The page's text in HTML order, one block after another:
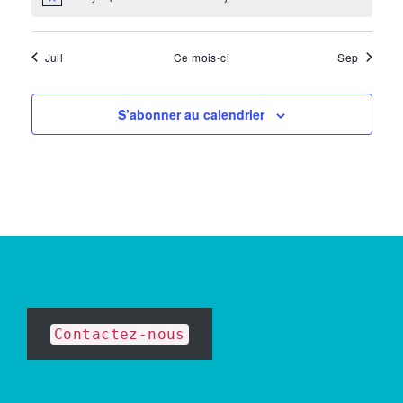
Juil Ce mois-ci Sep
S’abonner au calendrier
Contactez-nous